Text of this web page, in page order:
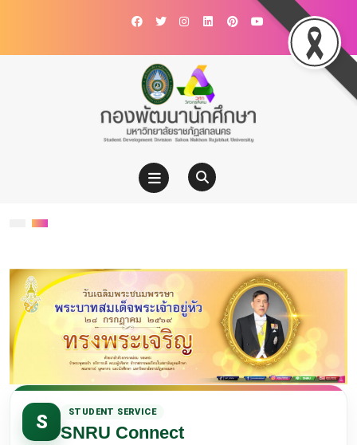
S STUDENT SERVICE
SNRU Connect